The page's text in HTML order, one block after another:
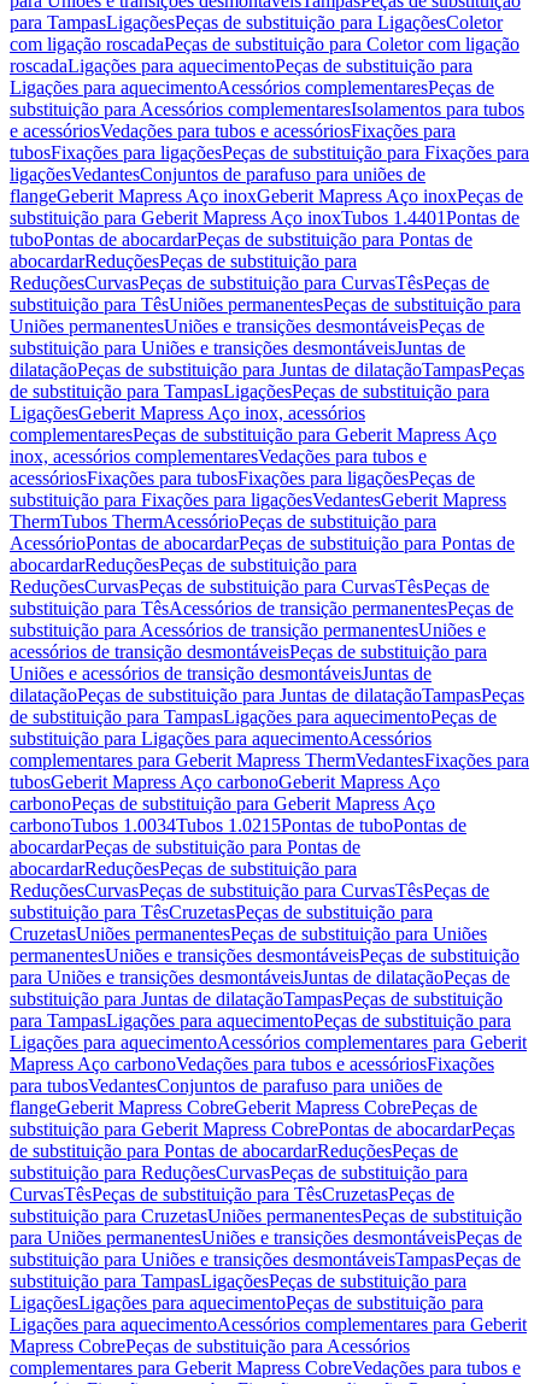
para TampasLigaçõesPeças de substituição para LigaçõesColetor
com ligação roscadaPeças de substituição para Coletor com ligação
roscadaLigações para aquecimentoPeças de substituição para
Ligações para aquecimentoAcessórios complementaresPeças de
substituição para Acessórios complementaresIsolamentos para tubos
e acessóriosVedações para tubos e acessóriosFixações para
tubosFixações para ligaçõesPeças de substituição para Fixações para
ligaçõesVedantesConjuntos de parafuso para uniões de
flangeGeberit Mapress Aço inoxGeberit Mapress Aço inoxPeças de
substituição para Geberit Mapress Aço inoxTubos 1.4401Pontas de
tuboPontas de abocardarPeças de substituição para Pontas de
abocardarReduçõesPeças de substituição para
ReduçõesCurvasPeças de substituição para CurvasTêsPeças de
substituição para TêsUniões permanentesPeças de substituição para
Uniões permanentesUniões e transições desmontáveisPeças de
substituição para Uniões e transições desmontáveisJuntas de
dilataçãoPeças de substituição para Juntas de dilataçãoTampasPeças
de substituição para TampasLigaçõesPeças de substituição para
LigaçõesGeberit Mapress Aço inox, acessórios
complementaresPeças de substituição para Geberit Mapress Aço
inox, acessórios complementaresVedações para tubos e
acessóriosFixações para tubosFixações para ligaçõesPeças de
substituição para Fixações para ligaçõesVedantesGeberit Mapress
ThermTubos ThermAcessórioPeças de substituição para
AcessórioPontas de abocardarPeças de substituição para Pontas de
abocardarReduçõesPeças de substituição para
ReduçõesCurvasPeças de substituição para CurvasTêsPeças de
substituição para TêsAcessórios de transição permanentesPeças de
substituição para Acessórios de transição permanentesUniões e
acessórios de transição desmontáveisPeças de substituição para
Uniões e acessórios de transição desmontáveisJuntas de
dilataçãoPeças de substituição para Juntas de dilataçãoTampasPeças
de substituição para TampasLigações para aquecimentoPeças de
substituição para Ligações para aquecimentoAcessórios
complementares para Geberit Mapress ThermVedantesFixações para
tubosGeberit Mapress Aço carbonoGeberit Mapress Aço
carbonoPeças de substituição para Geberit Mapress Aço
carbonoTubos 1.0034Tubos 1.0215Pontas de tuboPontas de
abocardarPeças de substituição para Pontas de
abocardarReduçõesPeças de substituição para
ReduçõesCurvasPeças de substituição para CurvasTêsPeças de
substituição para TêsCruzetasPeças de substituição para
CruzetasUniões permanentesPeças de substituição para Uniões
permanentesUniões e transições desmontáveisPeças de substituição
para Uniões e transições desmontáveisJuntas de dilataçãoPeças de
substituição para Juntas de dilataçãoTampasPeças de substituição
para TampasLigações para aquecimentoPeças de substituição para
Ligações para aquecimentoAcessórios complementares para Geberit
Mapress Aço carbonoVedações para tubos e acessóriosFixações
para tubosVedantesConjuntos de parafuso para uniões de
flangeGeberit Mapress CobreGeberit Mapress CobrePeças de
substituição para Geberit Mapress CobrePontas de abocardarPeças
de substituição para Pontas de abocardarReduçõesPeças de
substituição para ReduçõesCurvasPeças de substituição para
CurvasTêsPeças de substituição para TêsCruzetasPeças de
substituição para CruzetasUniões permanentesPeças de substituição
para Uniões permanentesUniões e transições desmontáveisPeças de
substituição para Uniões e transições desmontáveisTampasPeças de
substituição para TampasLigaçõesPeças de substituição para
LigaçõesLigações para aquecimentoPeças de substituição para
Ligações para aquecimentoAcessórios complementares para Geberit
Mapress CobrePeças de substituição para Acessórios
complementares para Geberit Mapress CobreVedações para tubos e